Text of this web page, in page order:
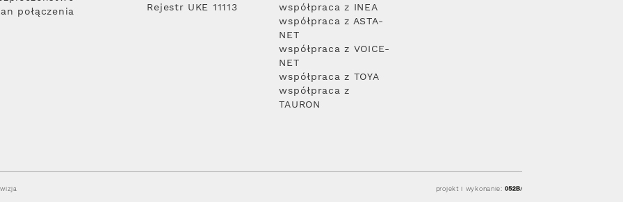
połączenia
Rejestr UKE 11113
współpraca z INEA
współpraca z ASTA-
NET
współpraca z VOICE-
NET
współpraca z TOYA
współpraca z
TAURON
projekt i wykonanie: